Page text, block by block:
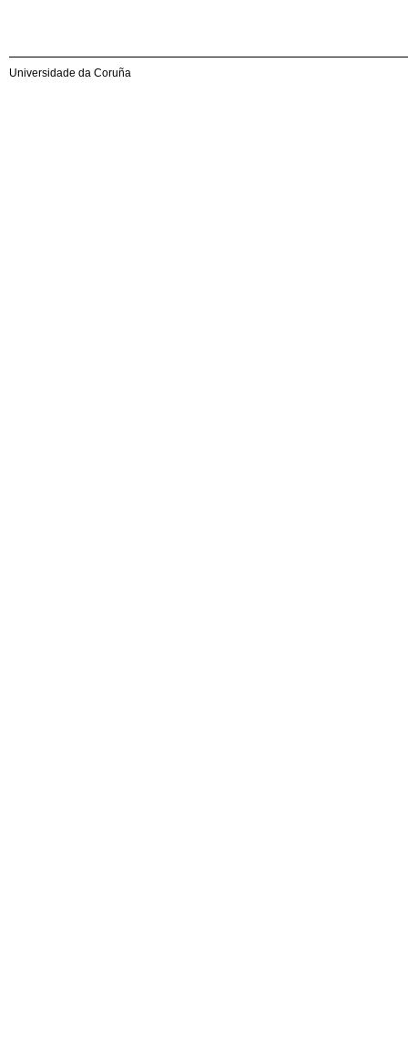
Universidade da Coruña